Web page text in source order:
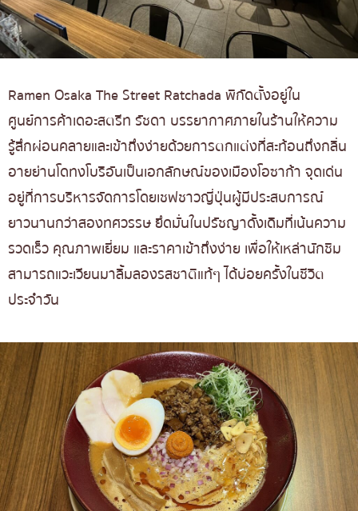
Ramen Osaka The Street Ratchada พิกัดตั้งอยู่ใน
ศูนย์การค้าเดอะสตรีท รัชดา บรรยากาศภายในร้านให้ความ
รู้สึกผ่อนคลายและเข้าถึงง่ายด้วยการตกแต่งที่สะท้อนถึงกลิ่น
อายย่านโดทงโบริอันเป็นเอกลักษณ์ของเมืองโอซาก้า จุดเด่น
อยู่ที่การบริหารจัดการโดยเชฟชาวญี่ปุ่นผู้มีประสบการณ์
ยาวนานกว่าสองทศวรรษ ยึดมั่นในปรัชญาดั้งเดิมที่เน้นความ
รวดเร็ว คุณภาพเยี่ยม และราคาเข้าถึงง่าย เพื่อให้เหล่านักชิม
สามารถแวะเวียนมาลิ้มลองรสชาติแท้ๆ ได้บ่อยครั้งในชีวิต
ประจำวัน